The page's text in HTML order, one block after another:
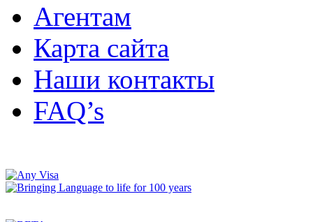
Агентам
Карта сайта
Наши контакты
FAQ’s